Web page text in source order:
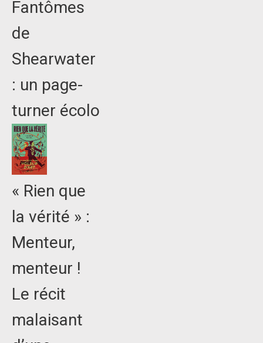
Fantômes
de
Shearwater
: un page-
turner écolo
« Rien que
la vérité » :
Menteur,
menteur !
Le récit
malaisant